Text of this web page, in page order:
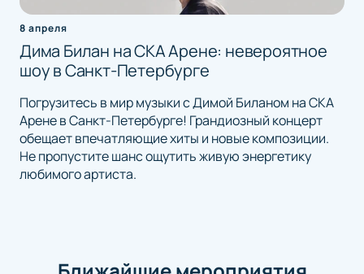
8 апреля
Дима Билан на СКА Арене: невероятное
шоу в Санкт-Петербурге
Погрузитесь в мир музыки с Димой Биланом на СКА
Арене в Санкт-Петербурге! Грандиозный концерт
обещает впечатляющие хиты и новые композиции.
Не пропустите шанс ощутить живую энергетику
любимого артиста.